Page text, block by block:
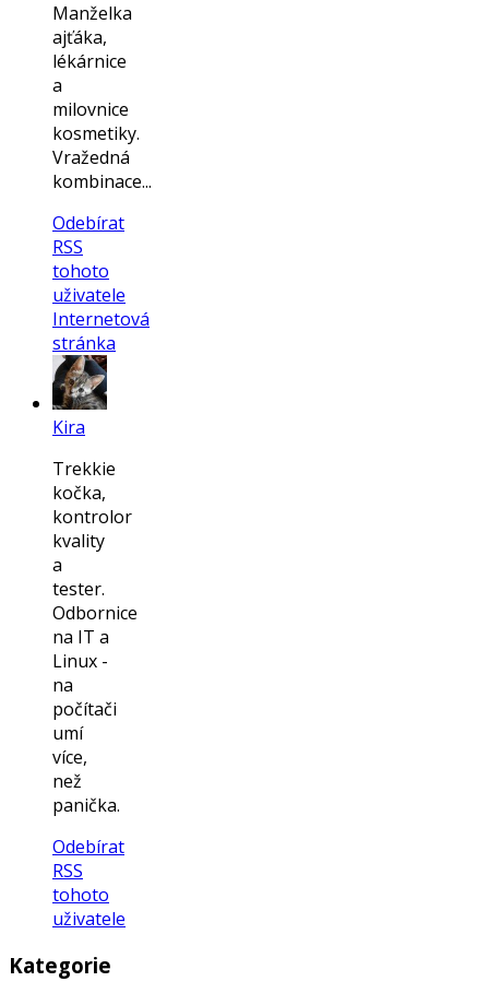
Manželka
ajťáka,
lékárnice
a
milovnice
kosmetiky.
Vražedná
kombinace...
Odebírat
RSS
tohoto
uživatele
Internetová
stránka
Kira
Trekkie
kočka,
kontrolor
kvality
a
tester.
Odbornice
na IT a
Linux -
na
počítači
umí
více,
než
panička.
Odebírat
RSS
tohoto
uživatele
Kategorie